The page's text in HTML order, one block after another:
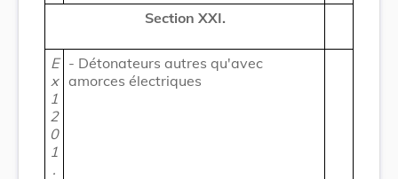
Section XXI.
E
x
1
2
0
1
.
- Détonateurs autres qu'avec
amorces électriques